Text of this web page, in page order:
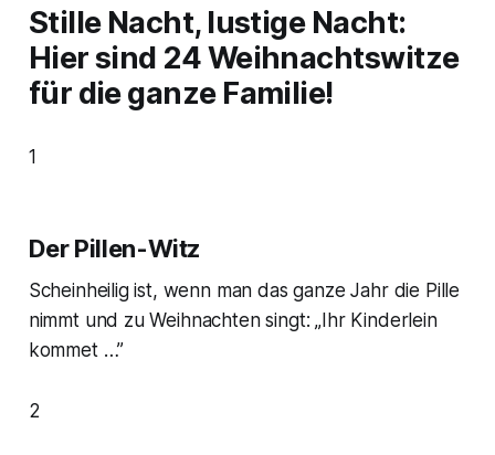
Stille Nacht, lustige Nacht:
Hier sind 24 Weihnachtswitze
für die ganze Familie!
1
Der Pillen-Witz
Scheinheilig ist, wenn man das ganze Jahr die Pille
nimmt und zu Weihnachten singt: „Ihr Kinderlein
kommet …”
2